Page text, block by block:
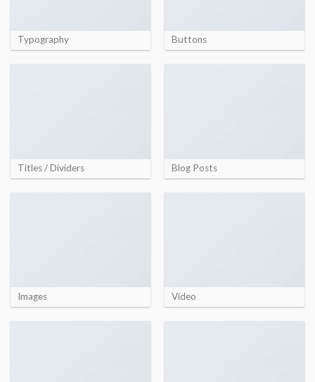
Typography Buttons
Titles / Dividers Blog Posts
Images Video